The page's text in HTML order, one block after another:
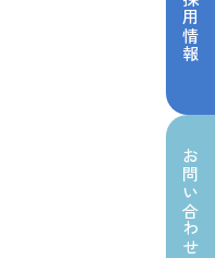
採用情報
お問い合わせ